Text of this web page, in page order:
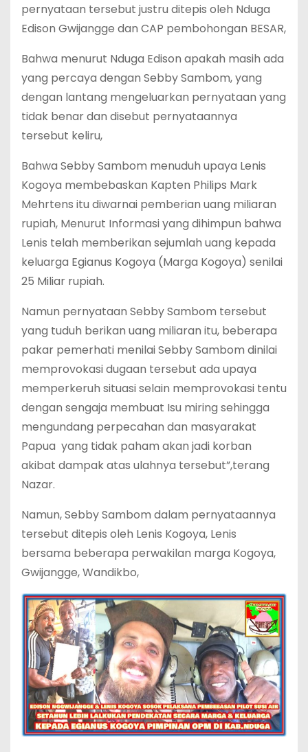
pernyataan tersebut justru ditepis oleh Nduga
Edison Gwijangge dan CAP pembohongan BESAR,
Bahwa menurut Nduga Edison apakah masih ada
yang percaya dengan Sebby Sambom, yang
dengan lantang mengeluarkan pernyataan yang
tidak benar dan disebut pernyataannya
tersebut keliru,
Bahwa Sebby Sambom menuduh upaya Lenis
Kogoya membebaskan Kapten Philips Mark
Mehrtens itu diwarnai pemberian uang miliaran
rupiah, Menurut Informasi yang dihimpun bahwa
Lenis telah memberikan sejumlah uang kepada
keluarga Egianus Kogoya (Marga Kogoya) senilai
25 Miliar rupiah.
Namun pernyataan Sebby Sambom tersebut
yang tuduh berikan uang miliaran itu, beberapa
pakar pemerhati menilai Sebby Sambom dinilai
memprovokasi dugaan tersebut ada upaya
memperkeruh situasi selain memprovokasi tentu
dengan sengaja membuat Isu miring sehingga
mengundang perpecahan dan masyarakat
Papua yang tidak paham akan jadi korban
akibat dampak atas ulahnya tersebut”,terang
Nazar.
Namun, Sebby Sambom dalam pernyataannya
tersebut ditepis oleh Lenis Kogoya, Lenis
bersama beberapa perwakilan marga Kogoya,
Gwijangge, Wandikbo,